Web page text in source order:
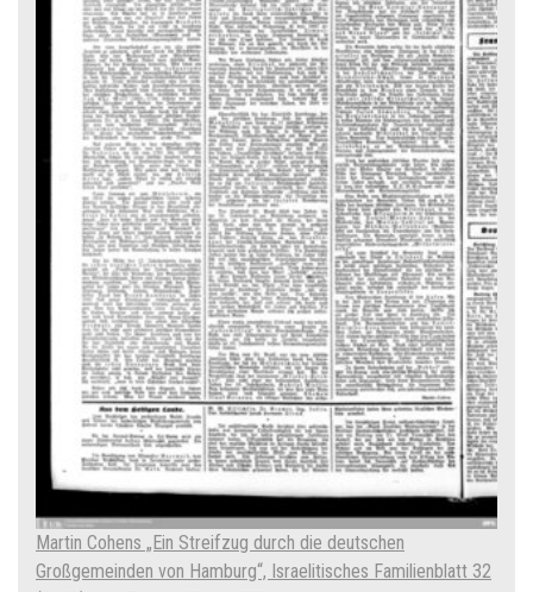
Martin Cohens „Ein Streifzug durch die deutschen
Großgemeinden von Hamburg“, Israelitisches Familienblatt 32